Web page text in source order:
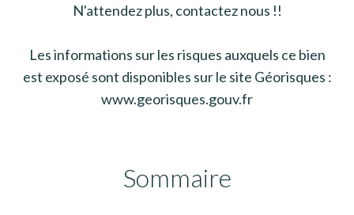
N'attendez plus, contactez nous !!
Les informations sur les risques auxquels ce bien
est exposé sont disponibles sur le site Géorisques :
www.georisques.gouv.fr
Sommaire